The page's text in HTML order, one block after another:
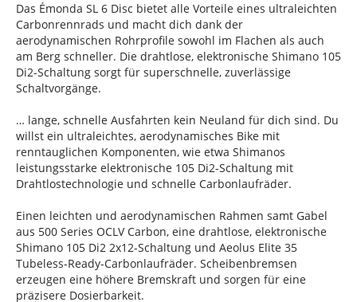
Das Émonda SL 6 Disc bietet alle Vorteile eines ultraleichten
Carbonrennrads und macht dich dank der
aerodynamischen Rohrprofile sowohl im Flachen als auch
am Berg schneller. Die drahtlose, elektronische Shimano 105
Di2-Schaltung sorgt für superschnelle, zuverlässige
Schaltvorgänge.
… lange, schnelle Ausfahrten kein Neuland für dich sind. Du
willst ein ultraleichtes, aerodynamisches Bike mit
renntauglichen Komponenten, wie etwa Shimanos
leistungsstarke elektronische 105 Di2-Schaltung mit
Drahtlostechnologie und schnelle Carbonlaufräder.
Einen leichten und aerodynamischen Rahmen samt Gabel
aus 500 Series OCLV Carbon, eine drahtlose, elektronische
Shimano 105 Di2 2x12-Schaltung und Aeolus Elite 35
Tubeless-Ready-Carbonlaufräder. Scheibenbremsen
erzeugen eine höhere Bremskraft und sorgen für eine
präzisere Dosierbarkeit.